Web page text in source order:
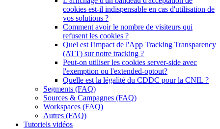
cookies est-il indispensable en cas d'utilisation de
vos solutions ?
Comment avoir le nombre de visiteurs qui
refusent les cookies ?
Quel est l'impact de l'App Tracking Transparency
(ATT) sur notre tracking ?
Peut-on utiliser les cookies server-side avec
l'exemption ou l'extended-optout?
Quelle est la légalité du CDDC pour la CNIL ?
Segments (FAQ)
Sources & Campagnes (FAQ)
Workspaces (FAQ)
Autres (FAQ)
Tutoriels vidéos